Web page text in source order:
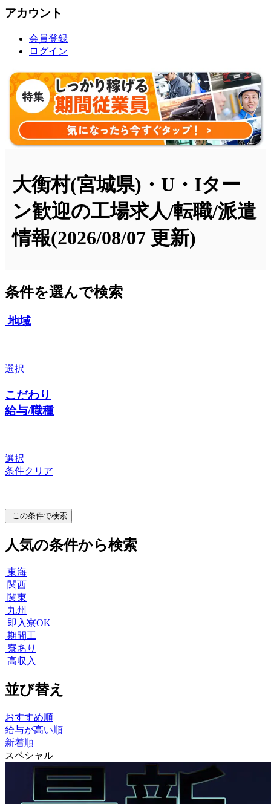
アカウント
会員登録
ログイン
大衡村(宮城県)・U・Iター
ン歓迎の工場求人/転職/派遣
情報(2026/08/07 更新)
条件を選んで検索
地域
選択
こだわり
給与/職種
選択
条件クリア
この条件で検索
人気の条件から検索
東海
関西
関東
九州
即入寮OK
期間工
寮あり
高収入
並び替え
おすすめ順
給与が高い順
新着順
スペシャル